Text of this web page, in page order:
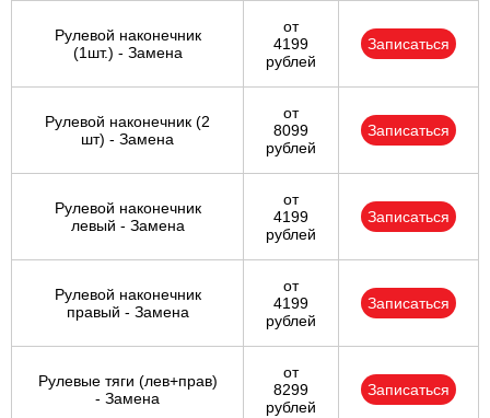
Рулевой наконечник
(1шт.) - Замена
от
4199
рублей
Записаться
Рулевой наконечник (2
шт) - Замена
от
8099
рублей
Записаться
Рулевой наконечник
левый - Замена
от
4199
рублей
Записаться
Рулевой наконечник
правый - Замена
от
4199
рублей
Записаться
Рулевые тяги (лев+прав)
- Замена
от
8299
рублей
Записаться